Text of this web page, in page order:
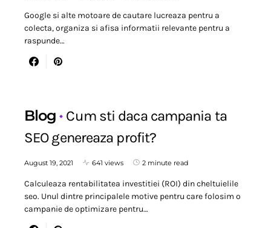
Google si alte motoare de cautare lucreaza pentru a
colecta, organiza si afisa informatii relevante pentru a
raspunde…
Blog
Cum sti daca campania ta
SEO genereaza profit?
August 19, 2021 641 views 2 minute read
Calculeaza rentabilitatea investitiei (ROI) din cheltuielile
seo. Unul dintre principalele motive pentru care folosim o
campanie de optimizare pentru…